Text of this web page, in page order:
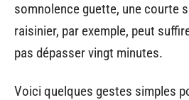
somnolence guette, une courte
raisinier, par exemple, peut
pas dépasser vingt minutes.
Voici quelques gestes simples